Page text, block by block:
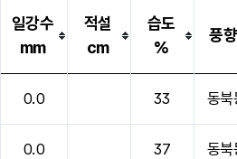
일강수
mm
적설
cm
습도
%
풍향
0.0 33 동북
0.0 37 동북